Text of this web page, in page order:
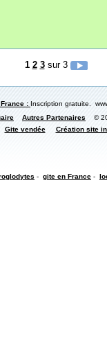
1 2 3sur 3
: Inscription gratuite.
Autres Partenaires ©
Gite vendée Création site
- gite en France -